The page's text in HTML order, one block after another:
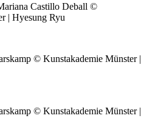
Castillo Deball ©
| Hyesung Ryu
© Kunstakademie Münster |
© Kunstakademie Münster |